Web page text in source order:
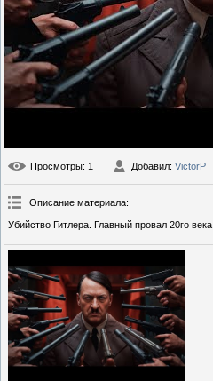
Просмотры: 1 Добавил: VictorP
Описание материала:
Убийство Гитлера. Главный провал 20го века